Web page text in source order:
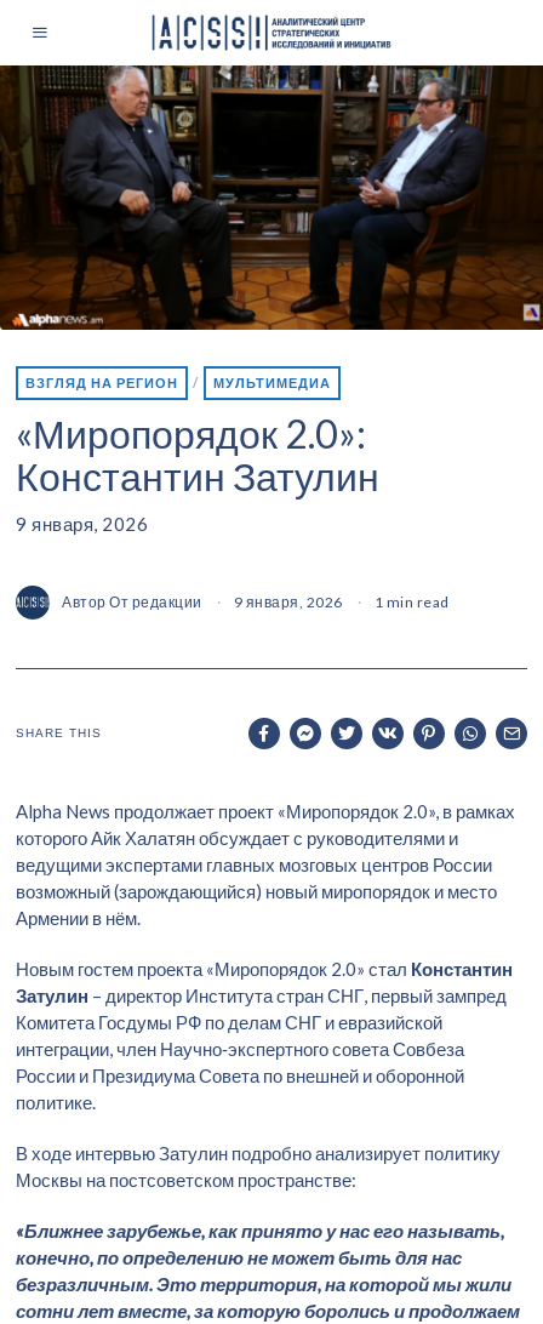
ВЗГЛЯД НА РЕГИОН / МУЛЬТИМЕДИА
«Миропорядок 2.0»:
Константин Затулин
9 января, 2026
АвторОт редакции 9 января, 2026 1 min read
SHARE THIS
Alpha News продолжает проект «Миропорядок 2.0», в рамках
которого Айк Халатян обсуждает с руководителями и
ведущими экспертами главных мозговых центров России
возможный (зарождающийся) новый миропорядок и место
Армении в нём.
Новым гостем проекта «Миропорядок 2.0» стал Константин
Затулин – директор Института стран СНГ, первый зампред
Комитета Госдумы РФ по делам СНГ и евразийской
интеграции, член Научно‑экспертного совета Совбеза
России и Президиума Совета по внешней и оборонной
политике.
В ходе интервью Затулин подробно анализирует политику
Москвы на постсоветском пространстве:
«Ближнее зарубежье, как принято у нас его называть,
конечно, по определению не может быть для нас
безразличным. Это территория, на которой мы жили
сотни лет вместе, за которую боролись и продолжаем